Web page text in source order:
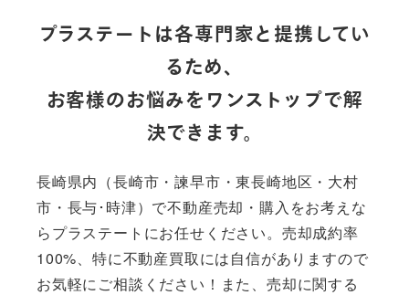
プラステートは各専門家と提携してい
るため、
お客様のお悩みをワンストップで解
決できます。
長崎県内（長崎市・諫早市・東長崎地区・大村
市・長与･時津）で不動産売却・購入をお考えな
らプラステートにお任せください。売却成約率
100%、特に不動産買取には自信がありますので
お気軽にご相談ください！また、売却に関する